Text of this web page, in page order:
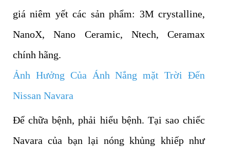
giá niêm yết các sản phẩm: 3M crystalline,
NanoX, Nano Ceramic, Ntech, Ceramax
chính hãng.
Ảnh Hưởng Của Ánh Nắng mặt Trời Đến
Nissan Navara
Để chữa bệnh, phải hiểu bệnh. Tại sao chiếc
Navara của bạn lại nóng khủng khiếp như